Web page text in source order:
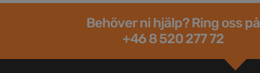
Behöver ni hjälp? Ring oss på
+46 8 520 277 72